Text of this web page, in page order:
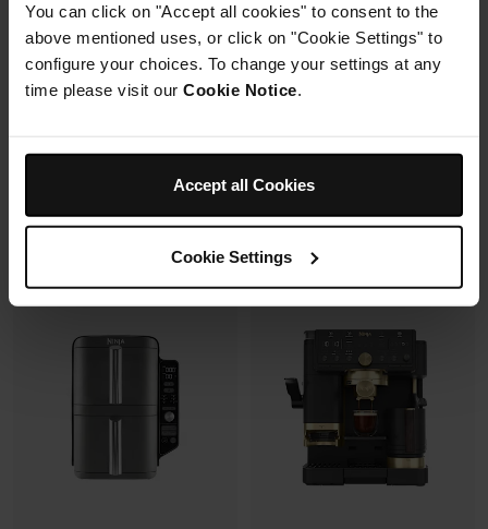
You can click on "Accept all cookies" to consent to the
above mentioned uses, or click on "Cookie Settings" to
configure your choices. To change your settings at any
time please visit our Cookie Notice.
Accept all Cookies
Cookie Settings
349,99 €
avec un même récipient.
Modulaire, compact, facile à
ranger et emporter.